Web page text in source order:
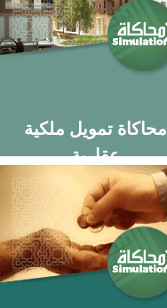
محاكاة تمويل ملكية
عقارية